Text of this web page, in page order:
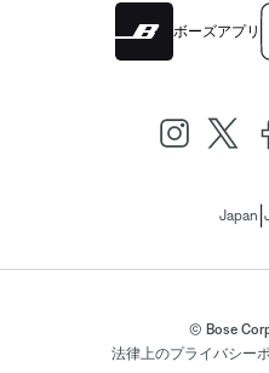
ボーズアプリ
Japan
© Bose
法律上のプライバシー